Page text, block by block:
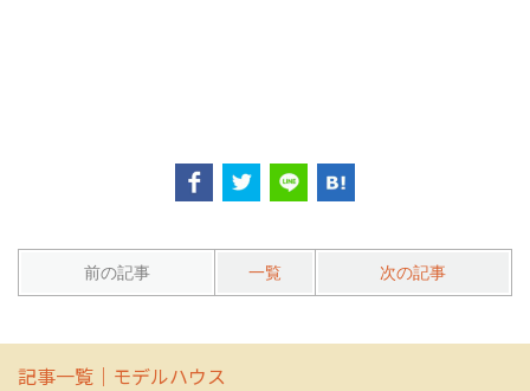
前の記事 一覧 次の記事
記事一覧｜モデルハウス